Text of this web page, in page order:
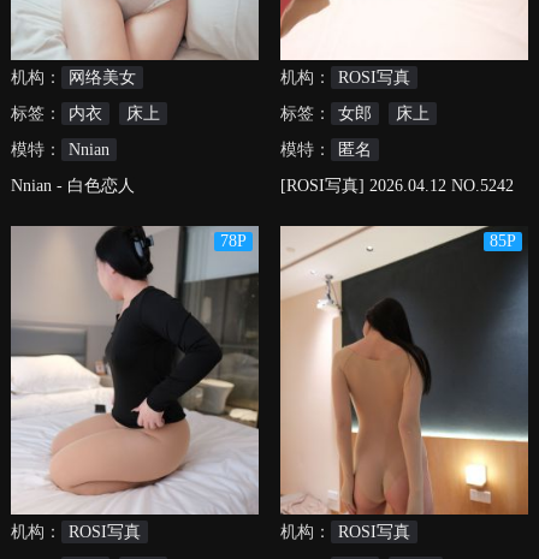
机构：
网络美女
标签：
内衣
床上
模特：
Nnian
Nnian - 白色恋人
机构：
ROSI写真
标签：
女郎
床上
模特：
匿名
[ROSI写真] 2026.04.12 NO.5242
78P
机构： ROSI写真
85P
机构： ROSI写真